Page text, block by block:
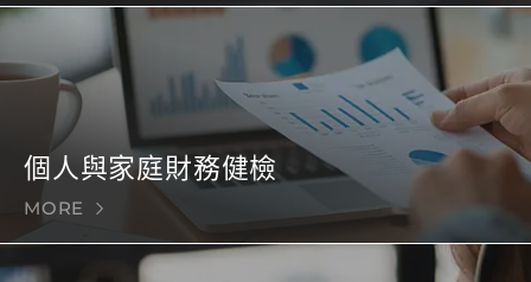
個人與家庭財務健檢
MORE